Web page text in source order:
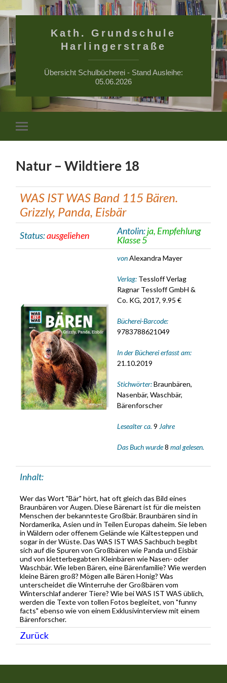
Kath. Grundschule
Harlingerstraße
Übersicht Schulbücherei - Stand Ausleihe:
05.06.2026
Mobile-
Menü
Natur – Wildtiere 18
WAS IST WAS Band 115 Bären.
Grizzly, Panda, Eisbär
Status:ausgeliehen Antolin:ja, Empfehlung
Klasse 5
vonAlexandra Mayer
Verlag: Tessloff Verlag
Ragnar Tessloff GmbH &
Co. KG, 2017, 9.95 €
Bücherei-Barcode:
9783788621049
In der Bücherei erfasst am:
21.10.2019
Stichwörter:Braunbären,
Nasenbär, Waschbär,
Bärenforscher
Lesealter ca.9 Jahre
Das Buch wurde8 mal gelesen.
Inhalt:
Wer das Wort "Bär" hört, hat oft gleich das Bild eines
Braunbären vor Augen. Diese Bärenart ist für die meisten
Menschen der bekannteste Großbär. Braunbären sind in
Nordamerika, Asien und in Teilen Europas daheim. Sie leben
in Wäldern oder offenem Gelände wie Kältesteppen und
sogar in der Wüste. Das WAS IST WAS Sachbuch begibt
sich auf die Spuren von Großbären wie Panda und Eisbär
und von kletterbegabten Kleinbären wie Nasen- oder
Waschbär. Wie leben Bären, eine Bärenfamilie? Wie werden
kleine Bären groß? Mögen alle Bären Honig? Was
unterscheidet die Winterruhe der Großbären vom
Winterschlaf anderer Tiere? Wie bei WAS IST WAS üblich,
werden die Texte von tollen Fotos begleitet, von "funny
facts" ebenso wie von einem Exklusivinterview mit einem
Bärenforscher.
Zurück